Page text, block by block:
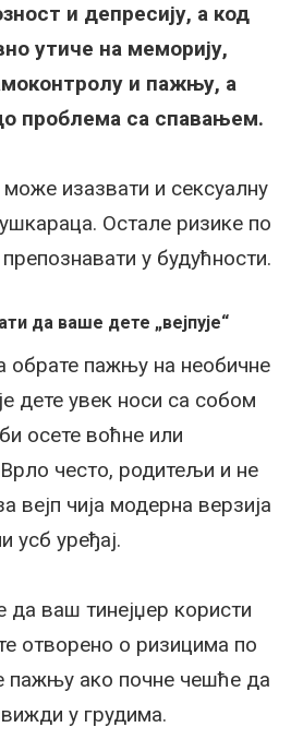
и депресију, а код
утиче на меморију,
и пажњу, а
проблема са спавањем.
изазвати и сексуалну
Остале ризике по
у будућности.
да ваше дете „вејпује“
обрате пажњу на необичне
дете увек носи са собом
осете воћне или
често, родитељи и не
вејп чија модерна верзија
усб уређај.
да ваш тинејџер користи
отворено о ризицима по
пажњу ако почне чешће да
у грудима.